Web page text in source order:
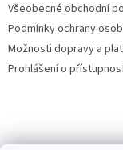
Všeobecné obchodní
Podmínky ochrany
Možnosti dopravy a
Prohlášení o